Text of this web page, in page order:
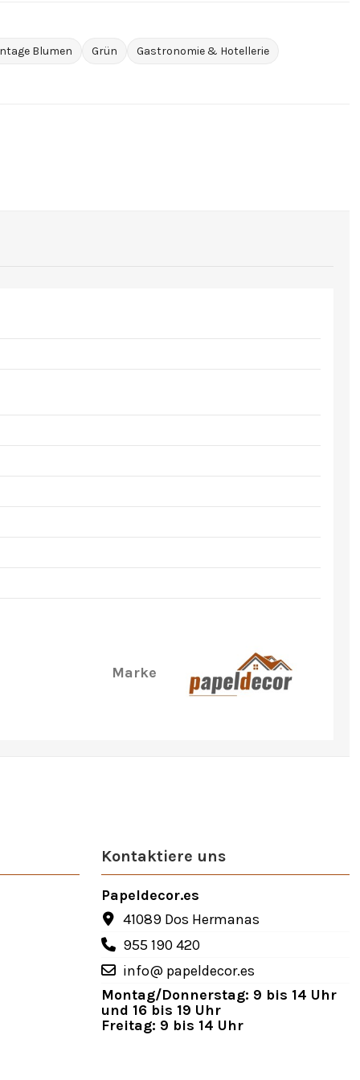
Blumen Grün
Gastronomie & Hotellerie
Marke
Kontaktiere uns
Papeldecor.es
41089 Dos Hermanas
955 190 420
info@ papeldecor.es
Montag/Donnerstag: 9 bis 14 Uhr
und 16 bis 19 Uhr
Freitag: 9 bis 14 Uhr